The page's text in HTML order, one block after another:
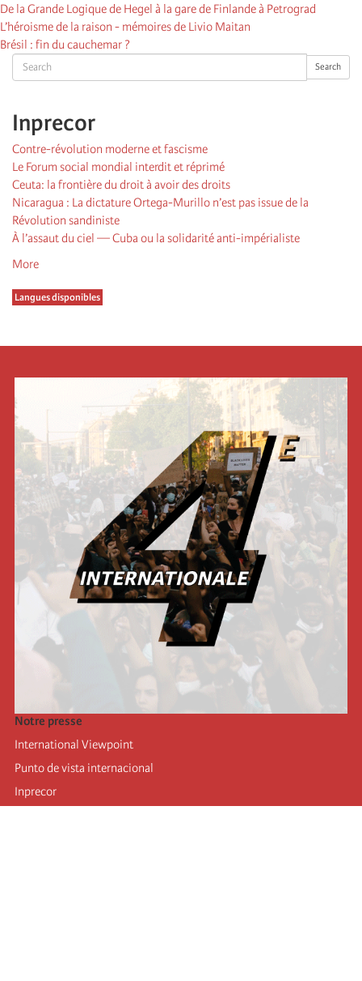
Search Search
Inprecor
Contre-révolution moderne et fascisme
Le Forum social mondial interdit et réprimé
Ceuta: la frontière du droit à avoir des droits
Nicaragua : La dictature Ortega-Murillo n’est pas issue de la
Révolution sandiniste
À l’assaut du ciel — Cuba ou la solidarité anti-impérialiste
More
Langues disponibles
De la Grande Logique de Hegel à la gare de Finlande à Petrograd
L’héroisme de la raison - mémoires de Livio Maitan
Brésil : fin du cauchemar ?
Notre presse
International Viewpoint
Punto de vista internacional
Inprecor